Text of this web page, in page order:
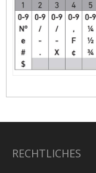
RECHTLICHES